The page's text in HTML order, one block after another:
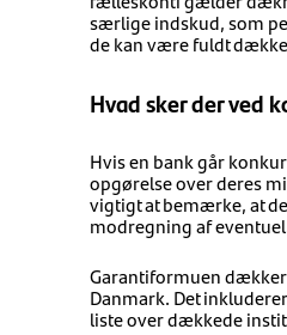
særlige indskud, som
de kan være fuldt
Hvad sker der ved
Hvis en bank går
opgørelse over deres
vigtigt at bemærke, at
modregning af
Garantiformuen dækker
Danmark. Det
liste over dækkede